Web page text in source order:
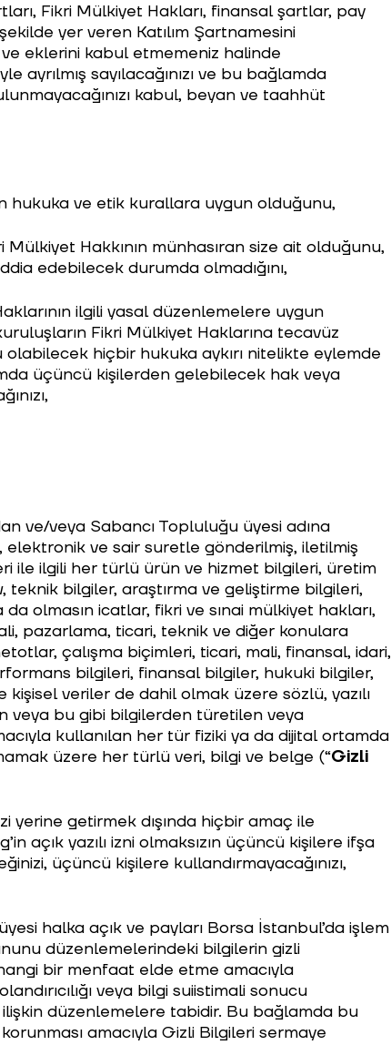
Fikri Mülkiyet Hakları, finansal şartlar, pay
yer veren Katılım Şartnamesini
eklerini kabul etmemeniz halinde
ayrılmış sayılacağınızı ve bu bağlamda
kabul, beyan ve taahhüt
hukuka ve etik kurallara uygun olduğunu,
Hakkının münhasıran size ait olduğunu,
edebilecek durumda olmadığını,
ilgili yasal düzenlemelere uygun
Fikri Mülkiyet Haklarına tecavüz
hiçbir hukuka aykırı nitelikte eylemde
üçüncü kişilerden gelebilecek hak veya
ve/veya Sabancı Topluluğu üyesi adına
elektronik ve sair suretle gönderilmiş, iletilmiş
ile ilgili her türlü ürün ve hizmet bilgileri, üretim
bilgiler, araştırma ve geliştirme bilgileri,
olmasın icatlar, fikri ve sınai mülkiyet hakları,
pazarlama, ticari, teknik ve diğer konulara
çalışma biçimleri, ticari, mali, finansal, idari,
bilgileri, finansal bilgiler, hukuki bilgiler,
kişisel veriler de dahil olmak üzere sözlü, yazılı
veya bu gibi bilgilerden türetilen veya
kullanılan her tür fiziki ya da dijital ortamda
üzere her türlü veri, bilgi ve belge (“Gizli
yerine getirmek dışında hiçbir amaç ile
açık yazılı izni olmaksızın üçüncü kişilere ifşa
üçüncü kişilere kullandırmayacağınızı,
halka açık ve payları Borsa İstanbul’da işlem
düzenlemelerindeki bilgilerin gizli
bir menfaat elde etme amacıyla
veya bilgi suiistimali sonucu
düzenlemelere tabidir. Bu bağlamda bu
amacıyla Gizli Bilgileri sermaye